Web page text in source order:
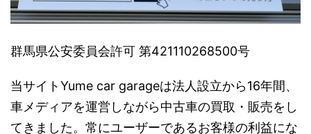
群馬県公安委員会許可 第421110268500号
当サイトYume car garageは法人設立から16年間、
車メディアを運営しながら中古車の買取・販売をし
てきました。常にユーザーであるお客様の利益にな